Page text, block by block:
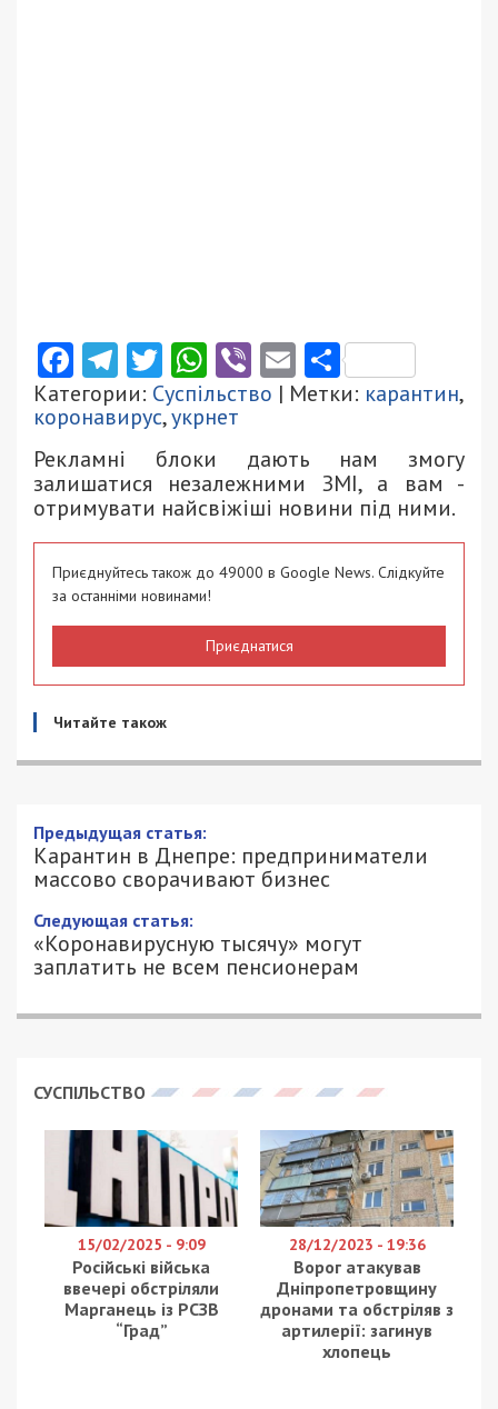
Facebook
Telegram
Twitter
WhatsApp
ViberEmail
Категории: Суспільство | Метки: карантин,
коронавирус,укрнет
Рекламні блоки дають нам змогу
залишатися незалежними ЗМІ, а вам -
отримувати найсвіжіші новини під ними.
Приєднуйтесь також до 49000 в Google News. Слідкуйте
за останніми новинами!
Приєднатися
Читайте також
Предыдущая статья:
Карантин в Днепре: предприниматели
массово сворачивают бизнес
Следующая статья:
«Коронавирусную тысячу» могут
заплатить не всем пенсионерам
СУСПІЛЬСТВО
15/02/2025 - 9:09
Російські війська
ввечері обстріляли
Марганець із РСЗВ
“Град”
28/12/2023 - 19:36
Ворог атакував
Дніпропетровщину
дронами та обстріляв з
артилерії: загинув
хлопець